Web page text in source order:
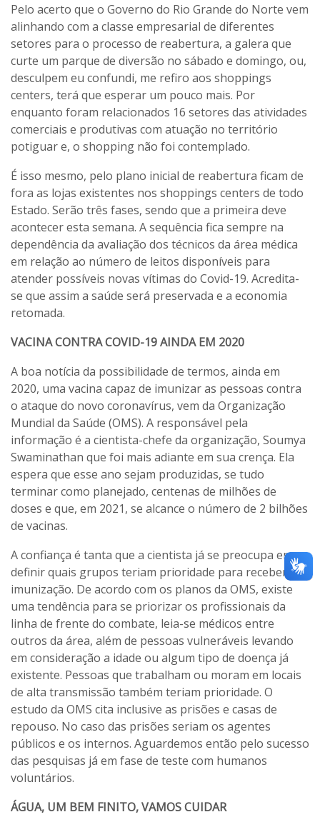
Pelo acerto que o Governo do Rio Grande do Norte vem
alinhando com a classe empresarial de diferentes
setores para o processo de reabertura, a galera que
curte um parque de diversão no sábado e domingo, ou,
desculpem eu confundi, me refiro aos shoppings
centers, terá que esperar um pouco mais. Por
enquanto foram relacionados 16 setores das atividades
comerciais e produtivas com atuação no território
potiguar e, o shopping não foi contemplado.
É isso mesmo, pelo plano inicial de reabertura ficam de
fora as lojas existentes nos shoppings centers de todo
Estado. Serão três fases, sendo que a primeira deve
acontecer esta semana. A sequência fica sempre na
dependência da avaliação dos técnicos da área médica
em relação ao número de leitos disponíveis para
atender possíveis novas vítimas do Covid-19. Acredita-
se que assim a saúde será preservada e a economia
retomada.
VACINA CONTRA COVID-19 AINDA EM 2020
A boa notícia da possibilidade de termos, ainda em
2020, uma vacina capaz de imunizar as pessoas contra
o ataque do novo coronavírus, vem da Organização
Mundial da Saúde (OMS). A responsável pela
informação é a cientista-chefe da organização, Soumya
Swaminathan que foi mais adiante em sua crença. Ela
espera que esse ano sejam produzidas, se tudo
terminar como planejado, centenas de milhões de
doses e que, em 2021, se alcance o número de 2 bilhões
de vacinas.
A confiança é tanta que a cientista já se preocupa em
definir quais grupos teriam prioridade para receber a
imunização. De acordo com os planos da OMS, existe
uma tendência para se priorizar os profissionais da
linha de frente do combate, leia-se médicos entre
outros da área, além de pessoas vulneráveis levando
em consideração a idade ou algum tipo de doença já
existente. Pessoas que trabalham ou moram em locais
de alta transmissão também teriam prioridade. O
estudo da OMS cita inclusive as prisões e casas de
repouso. No caso das prisões seriam os agentes
públicos e os internos. Aguardemos então pelo sucesso
das pesquisas já em fase de teste com humanos
voluntários.
ÁGUA, UM BEM FINITO, VAMOS CUIDAR